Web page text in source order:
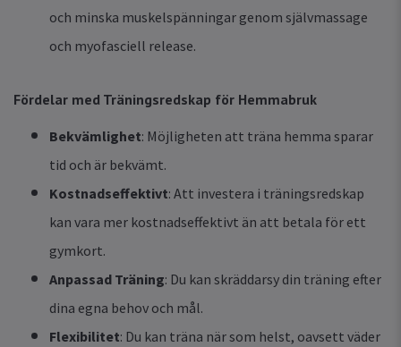
och minska muskelspänningar genom självmassage
och myofasciell release.
Fördelar med Träningsredskap för Hemmabruk
Bekvämlighet: Möjligheten att träna hemma sparar
tid och är bekvämt.
Kostnadseffektivt: Att investera i träningsredskap
kan vara mer kostnadseffektivt än att betala för ett
gymkort.
Anpassad Träning: Du kan skräddarsy din träning efter
dina egna behov och mål.
Flexibilitet: Du kan träna när som helst, oavsett väder